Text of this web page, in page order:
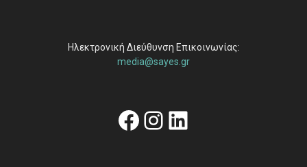
Ηλεκτρονική Διεύθυνση Επικοινωνίας:
media@sayes.gr
Facebook
Instagram
Linkedin